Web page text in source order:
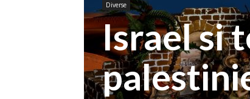
Diverse
Israel si